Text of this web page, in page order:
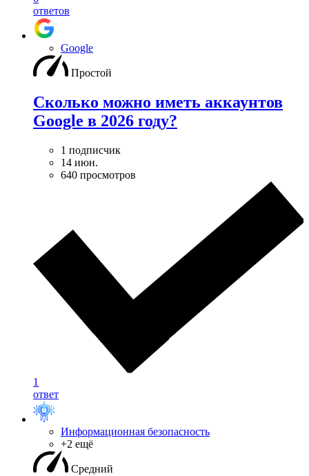
ответов
Google
Простой
Сколько можно иметь аккаунтов
Google в 2026 году?
1 подписчик
14 июн.
640 просмотров
1
ответ
Информационная безопасность
+2 ещё
Средний